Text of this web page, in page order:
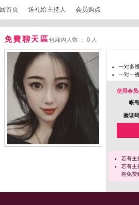
回首页 送礼给主持人 会员购点
免費聊天區包厢内人数 ： 0 人
一对多
一对一
使用会员
帐
验证
若有主
若有主
将免费